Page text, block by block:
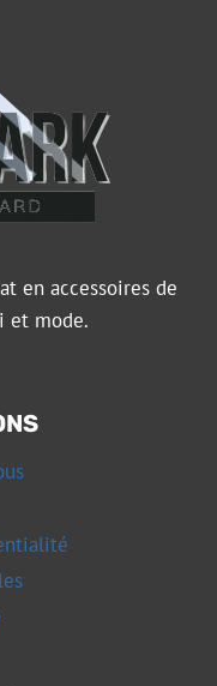
en accessoires de
et mode.